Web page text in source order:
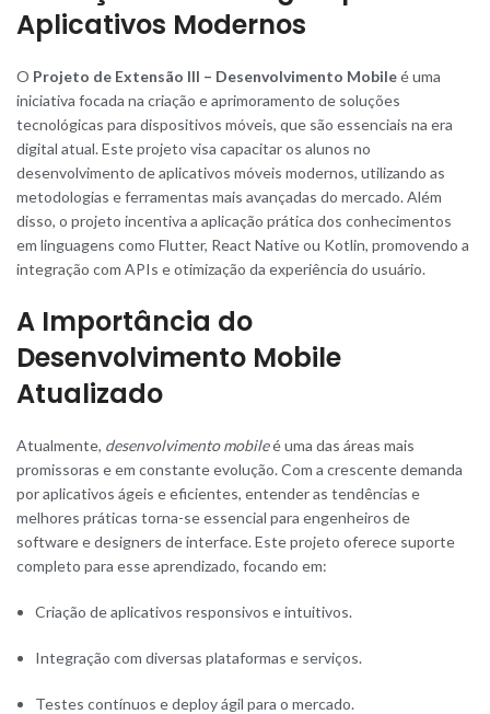
Aplicativos Modernos
O Projeto de Extensão III – Desenvolvimento Mobileéuma
iniciativa focada na criação e aprimoramento de soluções
tecnológicas para dispositivos móveis, que são essenciais na era
digital atual. Este projeto visa capacitar os alunos no
desenvolvimento de aplicativos móveis modernos, utilizando as
metodologias e ferramentas mais avançadas do mercado. Além
disso, o projeto incentiva a aplicação prática dos conhecimentos
em linguagens como Flutter, React Native ou Kotlin, promovendo a
integração com APIs e otimização da experiência do usuário.
A Importância do
Desenvolvimento Mobile
Atualizado
Atualmente, desenvolvimento mobileé uma das áreas mais
promissoras e em constante evolução. Com a crescente demanda
por aplicativos ágeis e eficientes, entender as tendências e
melhores práticas torna-se essencial para engenheiros de
software e designers de interface. Este projeto oferece suporte
completo para esse aprendizado, focando em:
Criação de aplicativos responsivos e intuitivos.
Integração com diversas plataformas e serviços.
Testes contínuos e deploy ágil para o mercado.